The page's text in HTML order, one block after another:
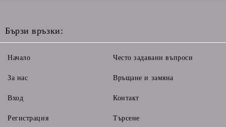
Бързи връзки:
Начало
За нас
Вход
Регистрация
Често задавани въпроси
Връщане и замяна
Контакт
Търсене